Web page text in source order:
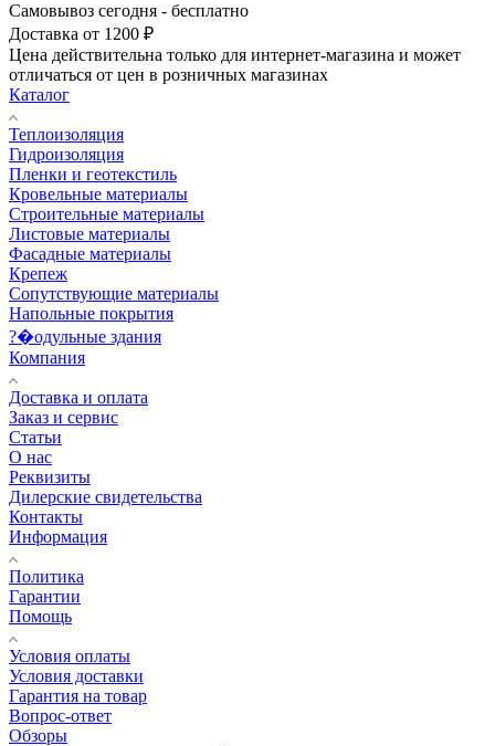
Самовывоз сегодня - бесплатно
Доставка от 1200 ₽
Цена действительна только для интернет-магазина и может
отличаться от цен в розничных магазинах
Каталог
Теплоизоляция
Гидроизоляция
Пленки и геотекстиль
Кровельные материалы
Строительные материалы
Листовые материалы
Фасадные материалы
Крепеж
Сопутствующие материалы
Напольные покрытия
?�одульные здания
Компания
Доставка и оплата
Заказ и сервис
Статьи
О нас
Реквизиты
Дилерские свидетельства
Контакты
Информация
Политика
Гарантии
Помощь
Условия оплаты
Условия доставки
Гарантия на товар
Вопрос-ответ
Обзоры